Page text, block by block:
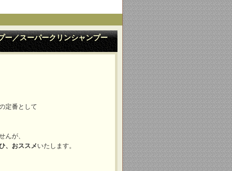
ー／スーパークリンシャンプー
定番として
んが、
、おススメ いたします。